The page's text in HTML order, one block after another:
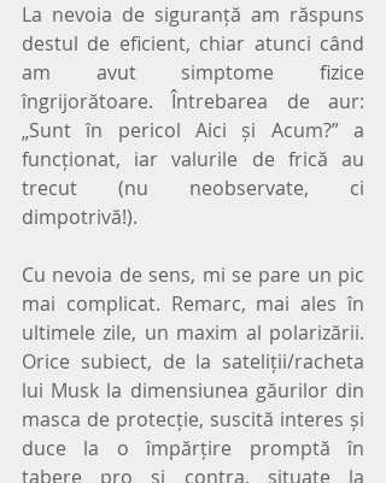
La nevoia de siguranță am răspuns
destul de eficient, chiar atunci când
am avut simptome fizice
îngrijorătoare. Întrebarea de aur:
„Sunt în pericol Aici și Acum?” a
funcționat, iar valurile de frică au
trecut (nu neobservate, ci
dimpotrivă!).
Cu nevoia de sens, mi se pare un pic
mai complicat. Remarc, mai ales în
ultimele zile, un maxim al polarizării.
Orice subiect, de la sateliții/racheta
lui Musk la dimensiunea găurilor din
masca de protecție, suscită interes și
duce la o împărțire promptă în
tabere pro și contra, situate la